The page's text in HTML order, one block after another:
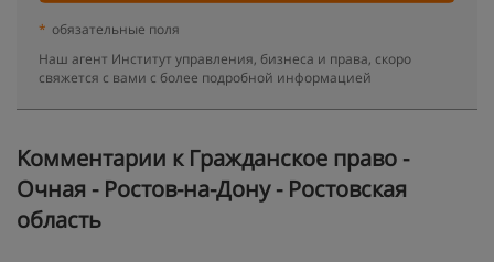
* обязательные поля
Наш агент Институт управления, бизнеса и права, скоро
свяжется с вами с более подробной информацией
Kомментарии к Гражданское право -
Очная - Ростов-на-Дону - Ростовская
область